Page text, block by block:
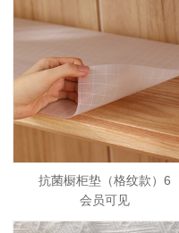
抗菌橱柜垫（格纹款）6
会员可见